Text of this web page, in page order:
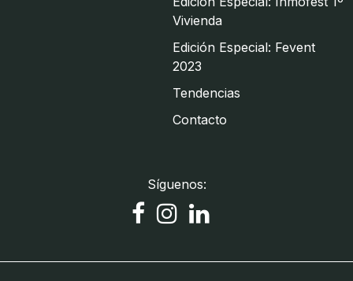
Vivienda
Edición Especial: Fevent
2023
Tendencias
Contacto
Síguenos: